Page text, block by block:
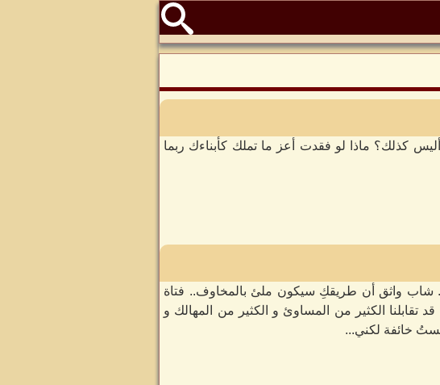
كذلك؟ ماذا لو فقدت أعز ما تملك كأبناءك ربما
شاب واثق أن طريقكِ سيكون ملئ بالمخاوف.. فتاة
الكثير من المساوئ و الكثير من المهالك و
خائفة لكني...